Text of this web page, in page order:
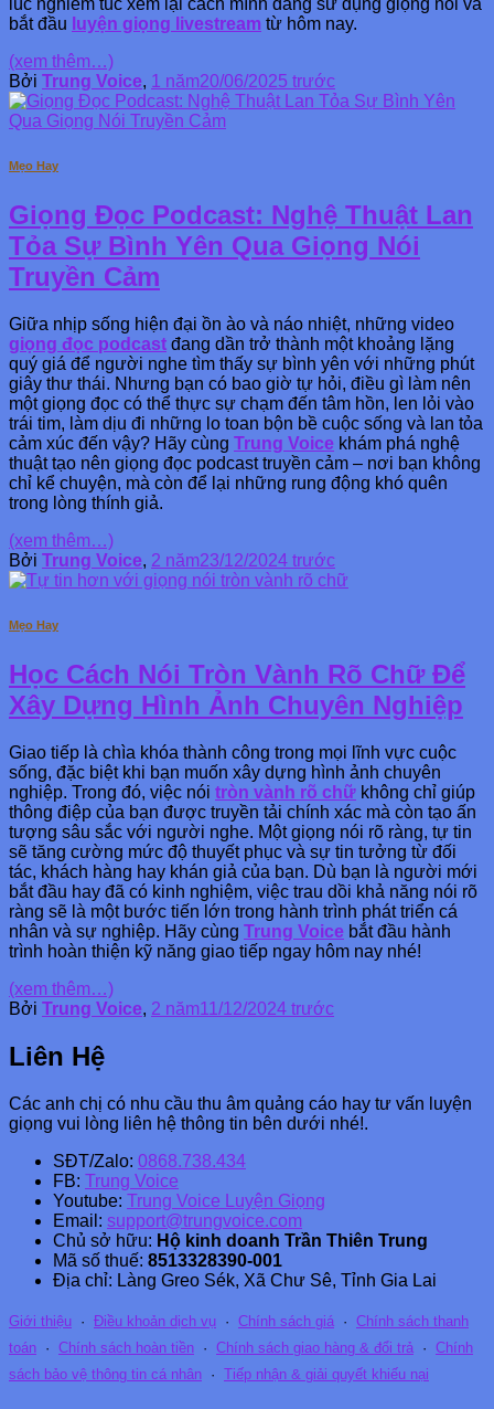
lúc nghiêm túc xem lại cách mình đang sử dụng giọng nói và
bắt đầu luyện giọng livestream từ hôm nay.
(xem thêm…)
Bởi Trung Voice, 1 năm20/06/2025 trước
Mẹo Hay
Giọng Đọc Podcast: Nghệ Thuật Lan
Tỏa Sự Bình Yên Qua Giọng Nói
Truyền Cảm
Giữa nhịp sống hiện đại ồn ào và náo nhiệt, những video
giọng đọc podcast đang dần trở thành một khoảng lặng
quý giá để người nghe tìm thấy sự bình yên với những phút
giây thư thái. Nhưng bạn có bao giờ tự hỏi, điều gì làm nên
một giọng đọc có thể thực sự chạm đến tâm hồn, len lỏi vào
trái tim, làm dịu đi những lo toan bộn bề cuộc sống và lan tỏa
cảm xúc đến vậy? Hãy cùng Trung Voice khám phá nghệ
thuật tạo nên giọng đọc podcast truyền cảm – nơi bạn không
chỉ kể chuyện, mà còn để lại những rung động khó quên
trong lòng thính giả.
(xem thêm…)
Bởi Trung Voice, 2 năm23/12/2024 trước
Mẹo Hay
Học Cách Nói Tròn Vành Rõ Chữ Để
Xây Dựng Hình Ảnh Chuyên Nghiệp
Giao tiếp là chìa khóa thành công trong mọi lĩnh vực cuộc
sống, đặc biệt khi bạn muốn xây dựng hình ảnh chuyên
nghiệp. Trong đó, việc nói tròn vành rõ chữ không chỉ giúp
thông điệp của bạn được truyền tải chính xác mà còn tạo ấn
tượng sâu sắc với người nghe. Một giọng nói rõ ràng, tự tin
sẽ tăng cường mức độ thuyết phục và sự tin tưởng từ đối
tác, khách hàng hay khán giả của bạn. Dù bạn là người mới
bắt đầu hay đã có kinh nghiệm, việc trau dồi khả năng nói rõ
ràng sẽ là một bước tiến lớn trong hành trình phát triển cá
nhân và sự nghiệp. Hãy cùng Trung Voice bắt đầu hành
trình hoàn thiện kỹ năng giao tiếp ngay hôm nay nhé!
(xem thêm…)
Bởi Trung Voice, 2 năm11/12/2024 trước
Liên Hệ
Các anh chị có nhu cầu thu âm quảng cáo hay tư vấn luyện
giọng vui lòng liên hệ thông tin bên dưới nhé!.
SĐT/Zalo: 0868.738.434
FB: Trung Voice
Youtube: Trung Voice Luyện Giọng
Email: support@trungvoice.com
Chủ sở hữu: Hộ kinh doanh Trần Thiên Trung
Mã số thuế: 8513328390-001
Địa chỉ: Làng Greo Sék, Xã Chư Sê, Tỉnh Gia Lai
Giới thiệu · Điều khoản dịch vụ · Chính sách giá · Chính sách thanh
toán · Chính sách hoàn tiền · Chính sách giao hàng & đổi trả · Chính
sách bảo vệ thông tin cá nhân · Tiếp nhận & giải quyết khiếu nại